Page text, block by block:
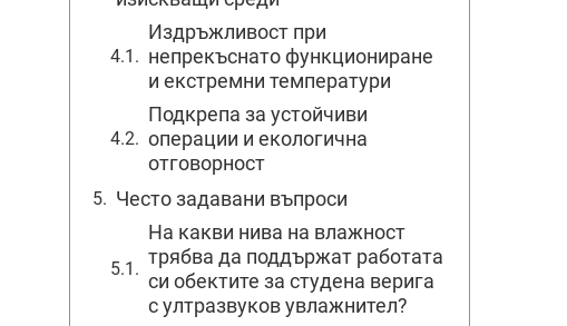
Издръжливост при
непрекъснато функциониране
и екстремни температури
Подкрепа за устойчиви
операции и екологична
отговорност
Често задавани въпроси
На какви нива на влажност
трябва да поддържат работата
си обектите за студена верига
с ултразвуков увлажнител?